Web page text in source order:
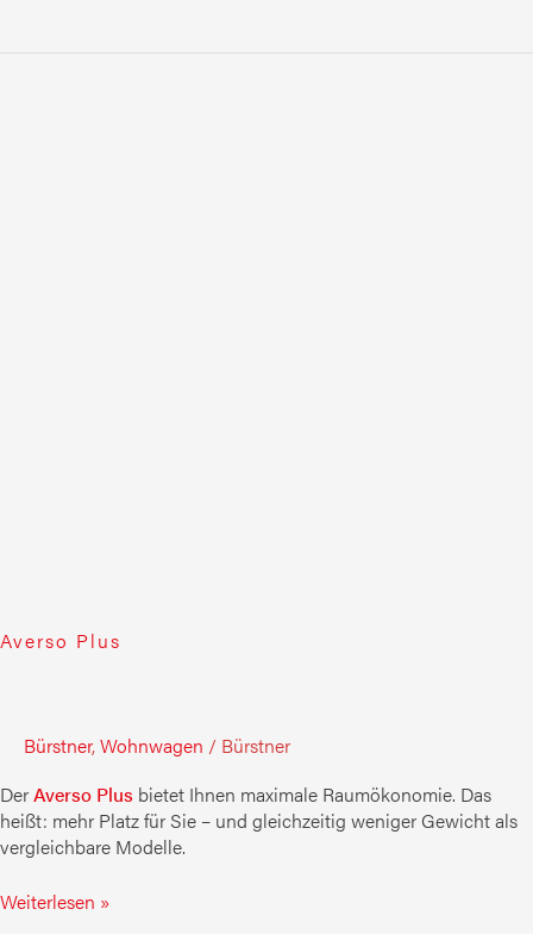
Averso Plus
Bürstner,Wohnwagen / Bürstner
DerAverso Plus bietet Ihnen maximale Raumökonomie. Das
heißt: mehr Platz für Sie – und gleichzeitig weniger Gewicht als
vergleichbare Modelle.
Weiterlesen »